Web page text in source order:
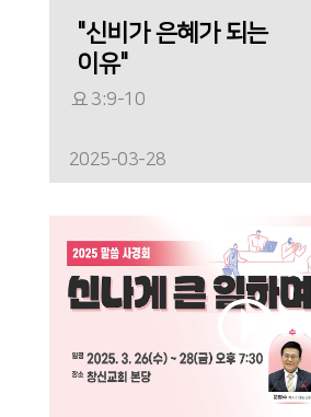
"신비가 은혜가 되는
이유"
요 3:9-10
2025-03-28